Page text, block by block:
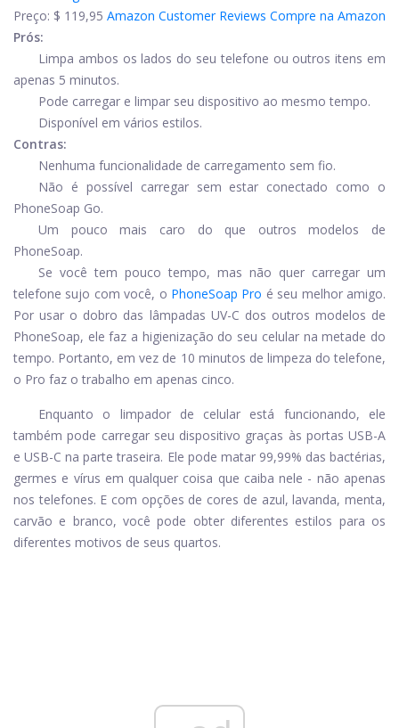
Preço: $ 119,95 Amazon Customer Reviews Compre na Amazon
Prós:
Limpa ambos os lados do seu telefone ou outros itens em
apenas 5 minutos.
Pode carregar e limpar seu dispositivo ao mesmo tempo.
Disponível em vários estilos.
Contras:
Nenhuma funcionalidade de carregamento sem fio.
Não é possível carregar sem estar conectado como o
PhoneSoap Go.
Um pouco mais caro do que outros modelos de
PhoneSoap.
Se você tem pouco tempo, mas não quer carregar um
telefone sujo com você, o PhoneSoap Pro é seu melhor amigo.
Por usar o dobro das lâmpadas UV-C dos outros modelos de
PhoneSoap, ele faz a higienização do seu celular na metade do
tempo. Portanto, em vez de 10 minutos de limpeza do telefone,
o Pro faz o trabalho em apenas cinco.
Enquanto o limpador de celular está funcionando, ele
também pode carregar seu dispositivo graças às portas USB-A
e USB-C na parte traseira. Ele pode matar 99,99% das bactérias,
germes e vírus em qualquer coisa que caiba nele - não apenas
nos telefones. E com opções de cores de azul, lavanda, menta,
carvão e branco, você pode obter diferentes estilos para os
diferentes motivos de seus quartos.